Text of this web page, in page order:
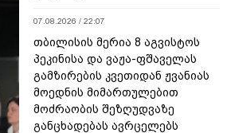
07.08.2026 / 22:07
თბილისის მერია 8 აგვისტოს
პეკინისა და ვაჟა-ფშაველას
გამზირების კვეთიდან ჟვანიას
მოედნის მიმართულებით
მოძრაობის შეზღუდვაზე
განცხადებას ავრცელებს